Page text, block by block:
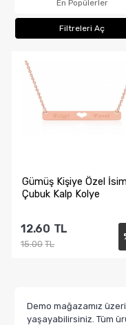
En Popülerler
Filtreleri Aç
Gümüş Kişiye Özel
Çubuk Kalp Kolye
12.60 TL
15.00 TL
Demo mağazamız
yaşayabilirsiniz. Tüm